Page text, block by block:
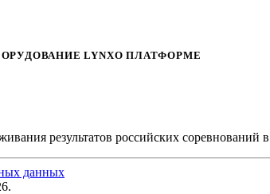
LYNXО ПЛАТФОРМЕ
результатов российских соревнований
данных